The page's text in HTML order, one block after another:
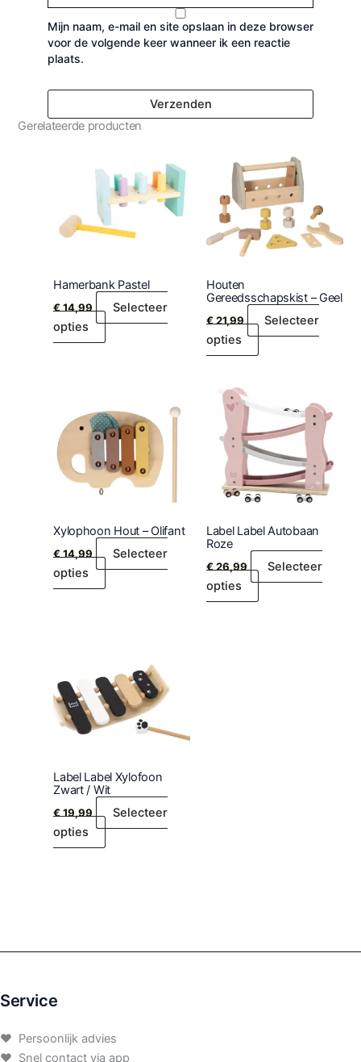
Mijn naam, e-mail en site opslaan in deze browser
voor de volgende keer wanneer ik een reactie
plaats.
Gerelateerde producten
Hamerbank Pastel
€14,99
Selecteer
opties
Houten
Gereedsschapskist – Geel
€21,99
Selecteer
opties
Xylophoon Hout – Olifant
€14,99
Selecteer
opties
Label Label Autobaan
Roze
€26,99
Selecteer
opties
Label Label Xylofoon
Zwart / Wit
€19,99
Selecteer
opties
Service
♥ Persoonlijk advies
♥ Snel contact via app